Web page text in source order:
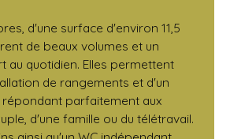
d'une surface d'environ 11,5
de beaux volumes et un
au quotidien. Elles permettent
de rangements et d'un
répondant parfaitement aux
d'une famille ou du télétravail.